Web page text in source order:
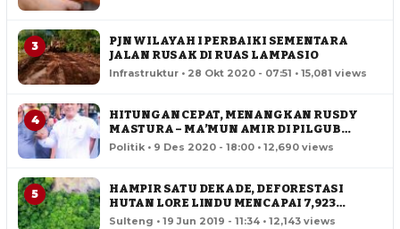
3
PJN WILAYAH I PERBAIKI SEMENTARA
JALAN RUSAK DI RUAS LAMPASIO
Infrastruktur • 28 Okt 2020 - 07:51 • 15,081 views
4
HITUNGAN CEPAT, MENANGKAN RUSDY
MASTURA – MA’MUN AMIR DI PILGUB
SULTENG
Politik • 9 Des 2020 - 18:00 • 12,690 views
5
HAMPIR SATU DEKADE, DEFORESTASI
HUTAN LORE LINDU MENCAPAI 7,923
HEKTAR
Sulteng • 19 Jun 2019 - 11:34 • 12,143 views